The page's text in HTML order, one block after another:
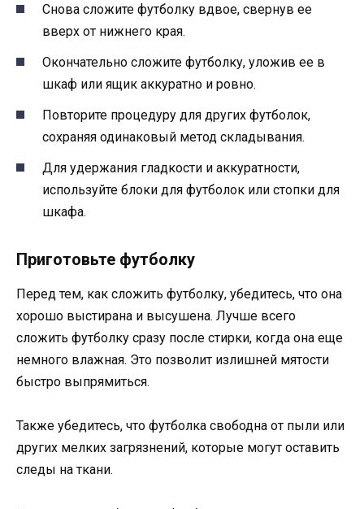
Снова сложите футболку вдвое, свернув ее
вверх от нижнего края.
Окончательно сложите футболку, уложив ее в
шкаф или ящик аккуратно и ровно.
Повторите процедуру для других футболок,
сохраняя одинаковый метод складывания.
Для удержания гладкости и аккуратности,
используйте блоки для футболок или стопки для
шкафа.
Приготовьте футболку
Перед тем, как сложить футболку, убедитесь, что она
хорошо выстирана и высушена. Лучше всего
сложить футболку сразу после стирки, когда она еще
немного влажная. Это позволит излишней мятости
быстро выпрямиться.
Также убедитесь, что футболка свободна от пыли или
других мелких загрязнений, которые могут оставить
следы на ткани.